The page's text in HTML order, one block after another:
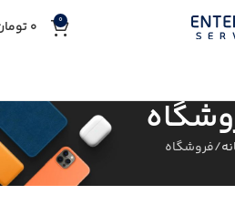
0
0
فروشگاه